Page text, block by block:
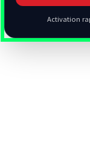
Activation